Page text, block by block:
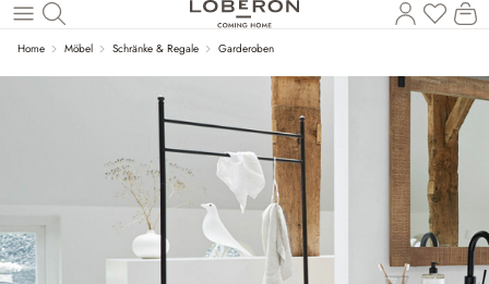
Zum Hauptinhalt springen
Du
Home Möbel Schränke & Regale Garderoben